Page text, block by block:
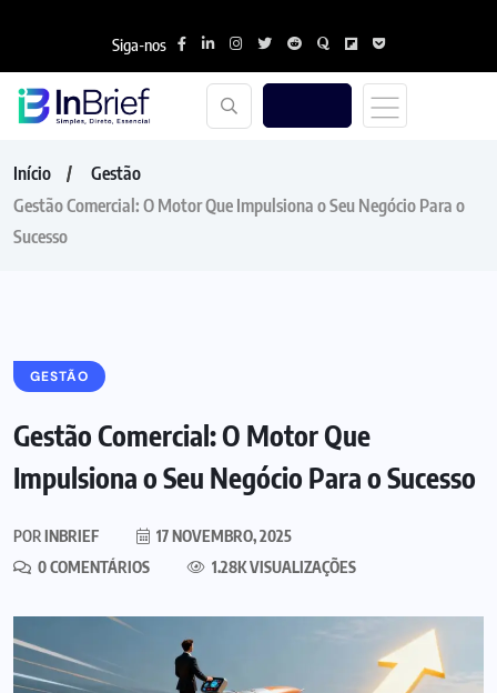
Siga-nos
Início
Gestão
Gestão Comercial: O Motor Que Impulsiona o Seu Negócio Para o
Sucesso
GESTÃO
Gestão Comercial: O Motor Que
Impulsiona o Seu Negócio Para o Sucesso
PORINBRIEF
17 NOVEMBRO, 2025
0 COMENTÁRIOS
1.28K VISUALIZAÇÕES